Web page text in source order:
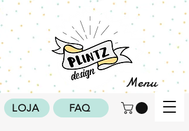
LOJA FAQ
Menu